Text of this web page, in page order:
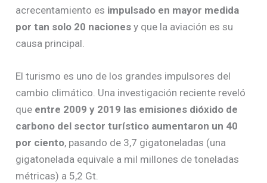
acrecentamiento es impulsado en mayor medida
por tan solo 20 naciones y que la aviación es su
causa principal.
El turismo es uno de los grandes impulsores del
cambio climático. Una investigación reciente reveló
que entre 2009 y 2019 las emisiones dióxido de
carbono del sector turístico aumentaron un 40
por ciento, pasando de 3,7 gigatoneladas (una
gigatonelada equivale a mil millones de toneladas
métricas) a 5,2 Gt.